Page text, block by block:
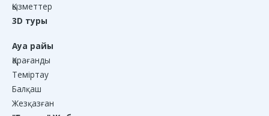
Қызметтер
3D туры
Ауа райы
Қарағанды
Теміртау
Балқаш
Жезқазған